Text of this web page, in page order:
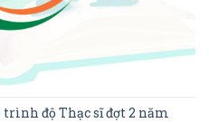
độ Thạc sĩ đợt 2 năm